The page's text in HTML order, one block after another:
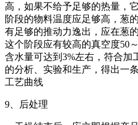
高，如果不给予足够的热量，
阶段的物料温度应足够高，葱
有足够的推动力逸出，应在葱
这个阶段应有较高的真空度50
含水量可达到3%左右，符合加
的分析、实验和生产，得出一
工艺曲线
9、后处理